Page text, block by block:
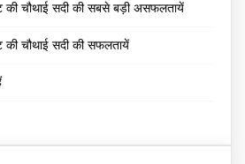
की चौथाई सदी की सबसे बड़ी असफलतायें
की चौथाई सदी की सफलतायें